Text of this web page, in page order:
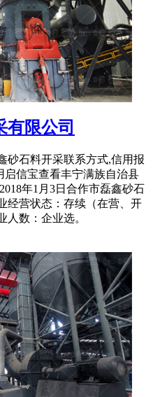
有限公司
砂石料开采联系方式,信用报
启信宝查看丰宁满族自治县
年1月3日合作市磊鑫砂石
经营状态：存续（在营、开
人数：企业选。